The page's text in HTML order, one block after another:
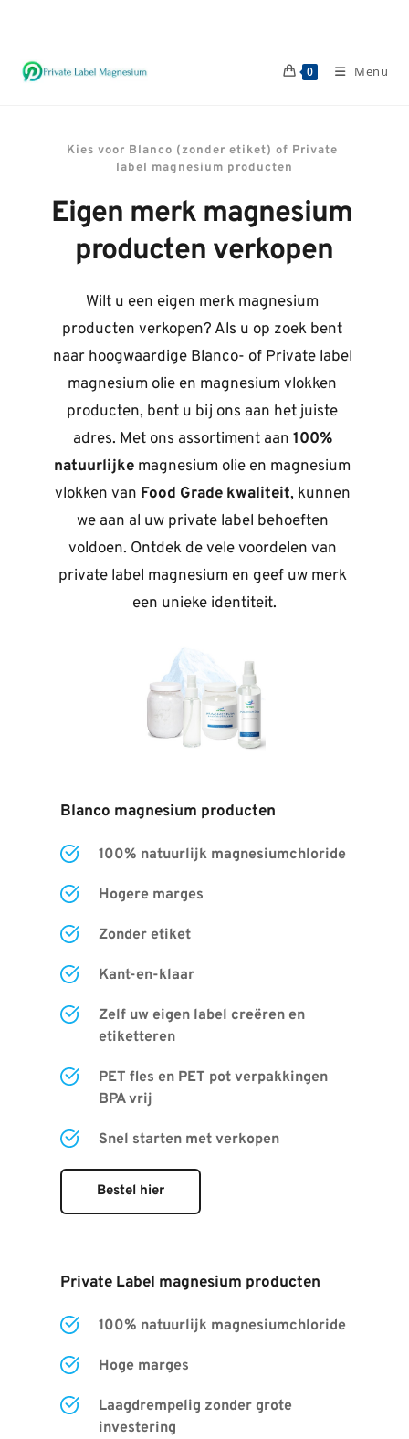
inhoud
0 Menu
Kies voor Blanco (zonder etiket) of Private
label magnesium producten
Eigen merk magnesium
producten verkopen
Wilt u een eigen merk magnesium
producten verkopen? Als u op zoek bent
naar hoogwaardige Blanco- of Private label
magnesium olie en magnesium vlokken
producten, bent u bij ons aan het juiste
adres. Met ons assortiment aan 100%
natuurlijke magnesium olie en magnesium
vlokken van Food Grade kwaliteit, kunnen
we aan al uw private label behoeften
voldoen. Ontdek de vele voordelen van
private label magnesium en geef uw merk
een unieke identiteit.
Blanco magnesium producten
100% natuurlijk magnesiumchloride
Hogere marges
Zonder etiket
Kant-en-klaar
Zelf uw eigen label creëren en
etiketteren
PET fles en PET pot verpakkingen
BPA vrij
Snel starten met verkopen
Bestel hier
Private Label magnesium producten
100% natuurlijk magnesiumchloride
Hoge marges
Laagdrempelig zonder grote
investering